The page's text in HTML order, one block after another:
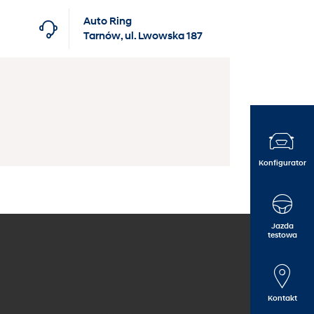
indywidualnych
Auto Ring
Tarnów, ul. Lwowska 187
Konfigurator
Jazda
testowa
Kontakt